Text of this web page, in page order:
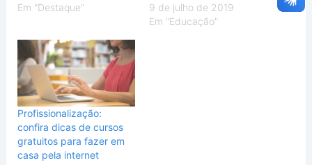
Em "Destaque"
9 de julho de 2019
Em "Educação"
Profissionalização:
confira dicas de cursos
gratuitos para fazer em
casa pela internet